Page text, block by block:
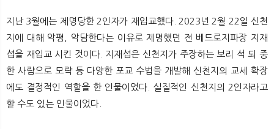
지난 3월에는 제명당한 2인자가 재입교했다. 2023년 2월 22일 신천
지에 대해 악평, 악담한다는 이유로 제명했던 전 베드로지파장 지재
섭을 재입교 시킨 것이다. 지재섭은 신천지가 주장하는 보리 석 되 중
한 사람으로 모략 등 다양한 포교 수법을 개발해 신천지의 교세 확장
에도 결정적인 역할을 한 인물이었다. 실질적인 신천지의 2인자라고
할 수도 있는 인물이었다.